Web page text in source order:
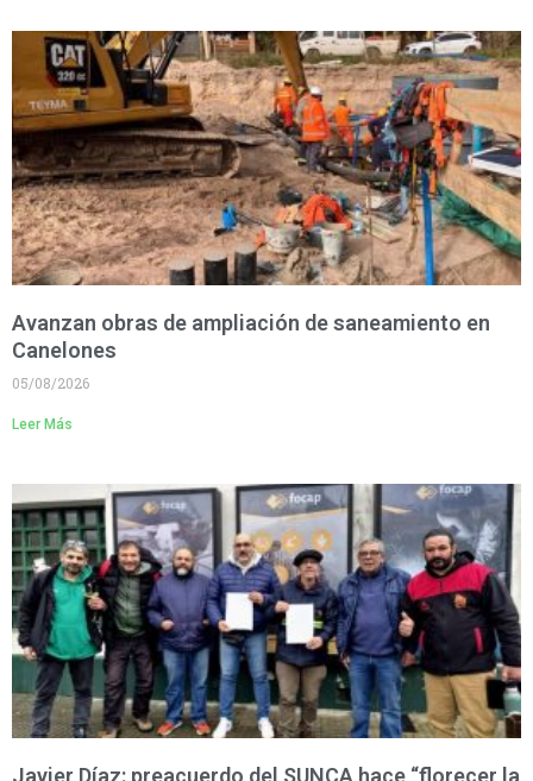
Avanzan obras de ampliación de saneamiento en
Canelones
05/08/2026
Leer Más
Javier Díaz: preacuerdo del SUNCA hace “florecer la